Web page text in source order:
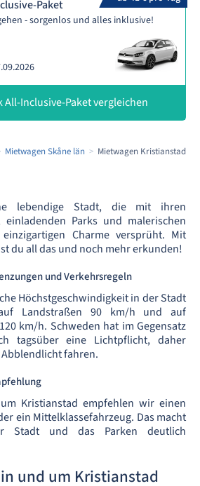
Paket
- sorgenlos und alles inklusive!
All-Inclusive-Paket vergleichen
Mietwagen Skåne län Mietwagen Kristianstad
lebendige Stadt, die mit ihren
einladenden Parks und malerischen
Charme versprüht. Mit
du all das und noch mehr erkunden!
und Verkehrsregeln
Höchstgeschwindigkeit in der Stadt
Landstraßen 90 km/h und auf
km/h. Schweden hat im Gegensatz
tagsüber eine Lichtpflicht, daher
fahren.
Kristianstad empfehlen wir einen
ein Mittelklassefahrzeug. Das macht
Stadt und das Parken deutlich
und um Kristianstad